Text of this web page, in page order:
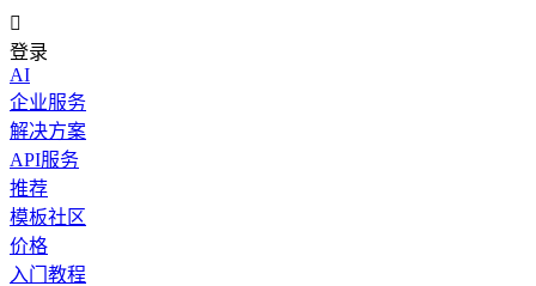

登录
AI
企业服务
解决方案
API服务
推荐
模板社区
价格
入门教程